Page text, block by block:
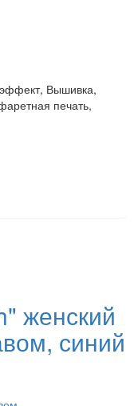
Вышивка,
печать,
женский
синий